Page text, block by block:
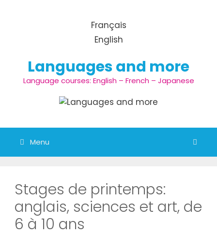
Français
English
Languages and more
Language courses: English – French – Japanese
Menu
Stages de printemps:
anglais, sciences et art, de
6 à 10 ans